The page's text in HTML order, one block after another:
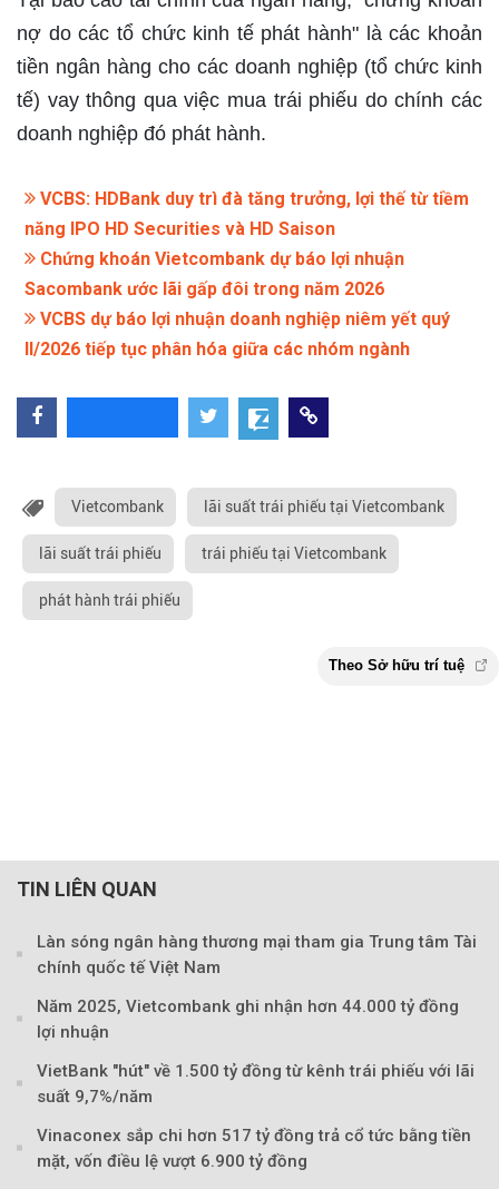
nợ do các tổ chức kinh tế phát hành" là các khoản
tiền ngân hàng cho các doanh nghiệp (tổ chức kinh
tế) vay thông qua việc mua trái phiếu do chính các
doanh nghiệp đó phát hành.
VCBS: HDBank duy trì đà tăng trưởng, lợi thế từ tiềm
năng IPO HD Securities và HD Saison
Chứng khoán Vietcombank dự báo lợi nhuận
Sacombank ước lãi gấp đôi trong năm 2026
VCBS dự báo lợi nhuận doanh nghiệp niêm yết quý
II/2026 tiếp tục phân hóa giữa các nhóm ngành
Vietcombank lãi suất trái phiếu tại Vietcombank
lãi suất trái phiếu trái phiếu tại Vietcombank
phát hành trái phiếu
TIN LIÊN QUAN
Làn sóng ngân hàng thương mại tham gia Trung tâm Tài
chính quốc tế Việt Nam
Năm 2025, Vietcombank ghi nhận hơn 44.000 tỷ đồng
lợi nhuận
VietBank "hút" về 1.500 tỷ đồng từ kênh trái phiếu với lãi
suất 9,7%/năm
Vinaconex sắp chi hơn 517 tỷ đồng trả cổ tức bằng tiền
mặt, vốn điều lệ vượt 6.900 tỷ đồng